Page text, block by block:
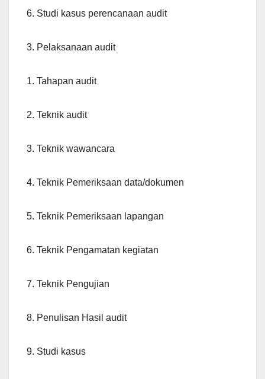
6. Studi kasus perencanaan audit
3. Pelaksanaan audit
1. Tahapan audit
2. Teknik audit
3. Teknik wawancara
4. Teknik Pemeriksaan data/dokumen
5. Teknik Pemeriksaan lapangan
6. Teknik Pengamatan kegiatan
7. Teknik Pengujian
8. Penulisan Hasil audit
9. Studi kasus